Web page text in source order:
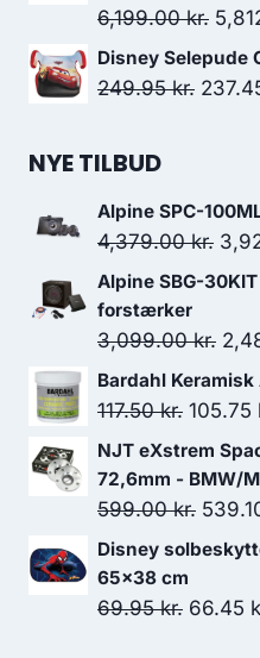
var:
75.00
6,199.00kr. Den
pris
Disney Selepude
249.95kr. Den
NYE TILBUD
Alpine SPC-
4,379.00kr. Den
var:
Alpine SBG-
forstærker
3,099.00kr. Den
pris
Bardahl
117.50kr. Den
pris
var:
117.50
105.75
NJT eXstrem
72,6mm - BMW/
599.00kr. Den
var:
Disney
65x38 cm
69.95kr. Den
66.45